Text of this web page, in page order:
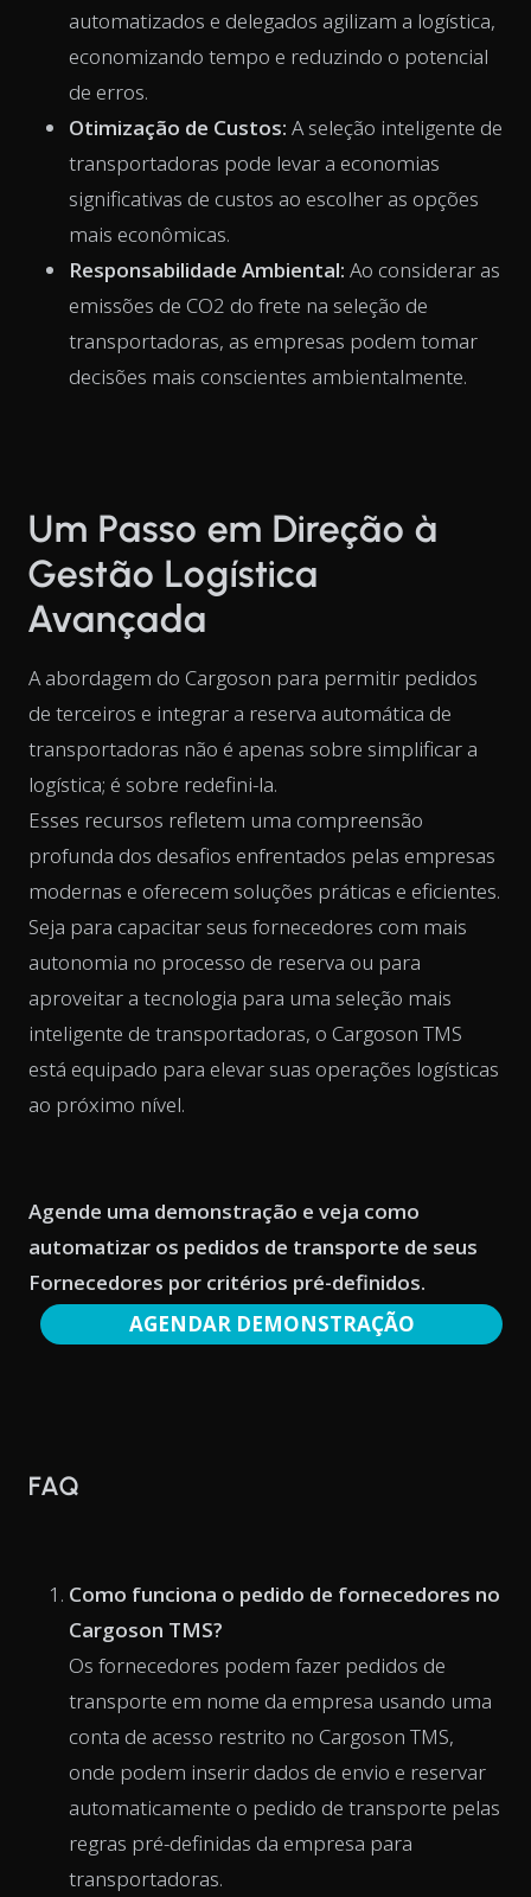
automatizados e delegados agilizam a logística,
economizando tempo e reduzindo o potencial
de erros.
Otimização de Custos: A seleção inteligente de
transportadoras pode levar a economias
significativas de custos ao escolher as opções
mais econômicas.
Responsabilidade Ambiental: Ao considerar as
emissões de CO2 do frete na seleção de
transportadoras, as empresas podem tomar
decisões mais conscientes ambientalmente.
Um Passo em Direção à
Gestão Logística
Avançada
A abordagem do Cargoson para permitir pedidos
de terceiros e integrar a reserva automática de
transportadoras não é apenas sobre simplificar a
logística; é sobre redefini-la.
Esses recursos refletem uma compreensão
profunda dos desafios enfrentados pelas empresas
modernas e oferecem soluções práticas e eficientes.
Seja para capacitar seus fornecedores com mais
autonomia no processo de reserva ou para
aproveitar a tecnologia para uma seleção mais
inteligente de transportadoras, o Cargoson TMS
está equipado para elevar suas operações logísticas
ao próximo nível​.
Agende uma demonstração e veja como
automatizar os pedidos de transporte de seus
Fornecedores por critérios pré-definidos.
AGENDAR DEMONSTRAÇÃO
FAQ
Como funciona o pedido de fornecedores no
Cargoson TMS?
Os fornecedores podem fazer pedidos de
transporte em nome da empresa usando uma
conta de acesso restrito no Cargoson TMS,
onde podem inserir dados de envio e reservar
automaticamente o pedido de transporte pelas
regras pré-definidas da empresa para
transportadoras.